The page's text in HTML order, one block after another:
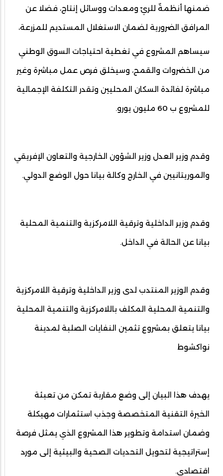
ضمنها أنظمةٌ للريّ ومعدات ووسائل إنتاج، فضلا عن
المرافق الضرورية لضمان الاستغلال المستديم للمزرعة،
سيساهم المشروع في تغطية احتياجات السوق الوطني
من الخضروات والقمح، وسيخلق فرص عمل مباشرة وغير
مباشرة لفائدة السكان المحليين وتقدر التكلفة الإجمالية
للمشروع ب 60 مليون يورو.
وقدم وزير العدل وزير الشؤون الخارجية والتعاون الإفريقي
والموريتانيين في الخارج وكالة بيانا حول الوضع الدولي.
وقدم وزير الداخلية وترقية اللامركزية والتنمية المحلية
بيانا عن الحالة في الداخل.
وقدم الوزير المنتدب لدى وزير الداخلية وترقية اللامركزية
والتنمية المحلية المكلف باللامركزية والتنمية المحلية
بيانا يتعلق بمشروع تثمين النفايات الصلبة لمدينة
نواكشوط
يهدف هذا البيان إلى وضع مقاربة تمكن من تعبئة
الخبرة التقنية المتخصصة وجذب استثمارات مهيكلة
وضمان استدامة وتطوير هذا المشروع الذي يمثل فرصة
إستراتيجية لتحويل التحديات الصحية والبيئية إلى مورد
اقتصادي.